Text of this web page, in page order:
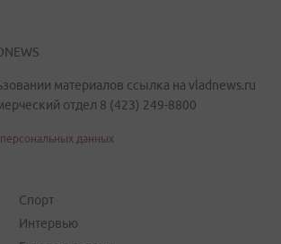
материалов ссылка на vladnews.ru
отдел 8 (423) 249-8800
данных
Спорт
Интервью